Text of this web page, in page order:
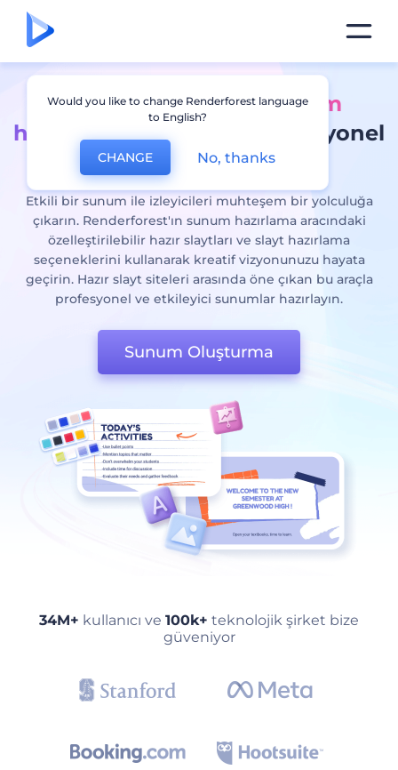
Slayt hazırlama ve sunum
hazırlamaiçin online profesyonel
araç
Etkili bir sunum ile izleyicileri muhteşem bir yolculuğa
çıkarın. Renderforest'ın sunum hazırlama aracındaki
özelleştirilebilir hazır slaytları ve slayt hazırlama
seçeneklerini kullanarak kreatif vizyonunuzu hayata
geçirin. Hazır slayt siteleri arasında öne çıkan bu araçla
profesyonel ve etkileyici sunumlar hazırlayın.
Sunum Oluşturma
34M+ kullanıcı ve 100k+ teknolojik şirket bize
güveniyor
Would you like to change Renderforest language
to English?
CHANGE No, thanks